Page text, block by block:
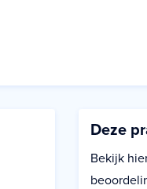
Deze
Bekijk